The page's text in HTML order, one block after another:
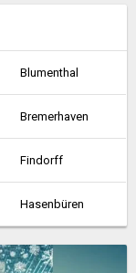
Blumenthal
Bremerhaven
Findorff
Hasenbüren
Huchting